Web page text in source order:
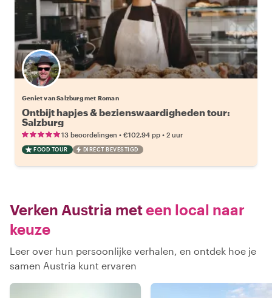
Geniet van Salzburg met Roman
Ontbijt hapjes & bezienswaardigheden tour:
Salzburg
13 beoordelingen • €102.94 pp • 2 uur
FOOD TOUR DIRECT BEVESTIGD
Verken Austria meteen local naar
keuze
Leer over hun persoonlijke verhalen, en ontdek hoe je
samen Austria kunt ervaren